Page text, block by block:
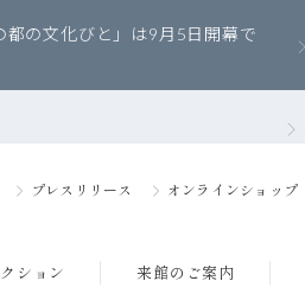
の文化びと」は9月5日開幕で
プレスリリース オンラインショップ
ション 来館のご案内